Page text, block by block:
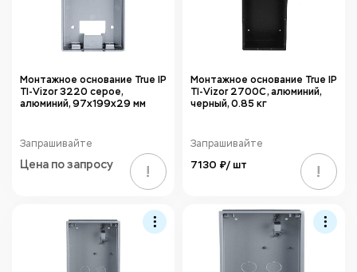
Монтажное основание True IP
TI-Vizor 3220 серое,
алюминий, 97x199x29 мм
Запрашивайте
Цена по запросу !
Монтажное основание True IP
TI-Vizor 2700C, алюминий,
черный, 0.85 кг
Запрашивайте
7130 ₽/ шт !